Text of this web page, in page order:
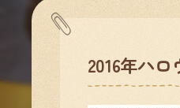
2016年ハ